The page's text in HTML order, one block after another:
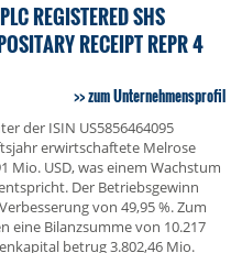
REGISTERED SHS
RECEIPT REPR 4
zum Unternehmensprofil
der ISIN US5856464095
erwirtschaftete Melrose
Mio. USD, was einem Wachstum
Der Betriebsgewinn
von 49,95 %. Zum
eine Bilanzsumme von 10.217
betrug 3.802,46 Mio.